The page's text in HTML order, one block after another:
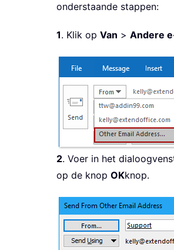
onderstaande stappen:
1. Klik op Van > Andere
2. Voer in het
op de knop OKknop.